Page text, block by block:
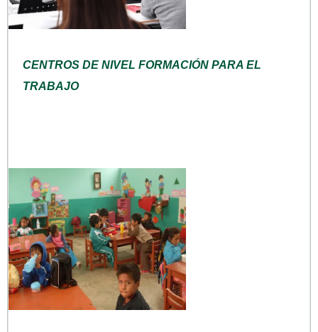
CENTROS DE NIVEL FORMACIÓN PARA EL
TRABAJO